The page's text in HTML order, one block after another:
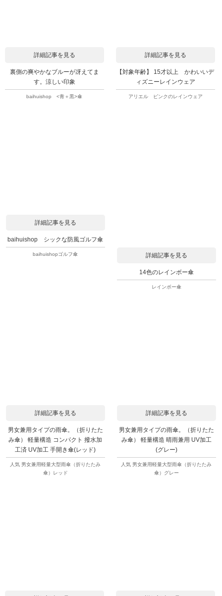
詳細記事を見る
裏側の爽やかなブルーが冴えてま
す。涼しい印象
baihuishop <青＋黒>傘
詳細記事を見る
【対象年齢】 15才以上 かわいいデ
ィズニーレインウェア
アリエル ピンクのレインウェア
詳細記事を見る
baihuishop シックな防風ゴルフ傘
baihuishopゴルフ傘 詳細記事を見る
14色のレインボー傘
レインボー傘
詳細記事を見る
男女兼用タイプの雨傘。（折りたた
み傘） 軽量構造 コンパクト 撥水加
工済 UV加工 手開き傘(レッド)
人気 男女兼用軽量大型雨傘（折りたたみ
傘）レッド
詳細記事を見る
男女兼用タイプの雨傘。（折りたた
み傘） 軽量構造 晴雨兼用 UV加工
(グレー)
人気 男女兼用軽量大型雨傘（折りたたみ
傘）グレー